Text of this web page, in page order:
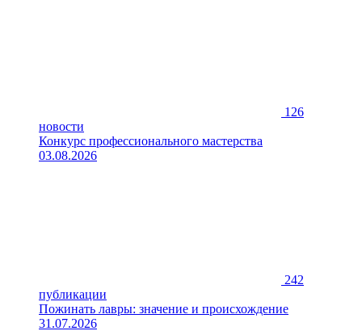
126
новости
Конкурс профессионального мастерства
03.08.2026
242
публикации
Пожинать лавры: значение и происхождение
31.07.2026